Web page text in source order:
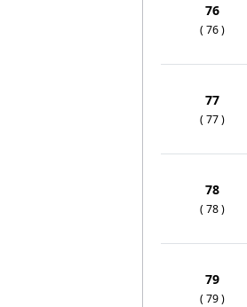
76
( 76 )
77
( 77 )
78
( 78 )
79
( 79 )